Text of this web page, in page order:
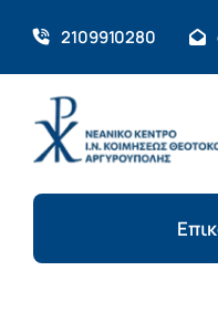
content
2109910280